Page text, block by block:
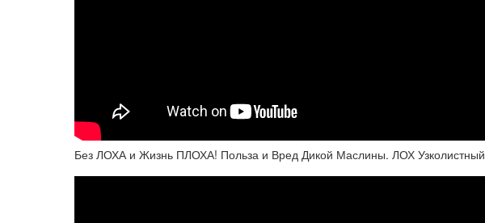
Без ЛОХА и Жизнь ПЛОХА! Польза и Вред Дикой Маслины. ЛОХ Узколистный